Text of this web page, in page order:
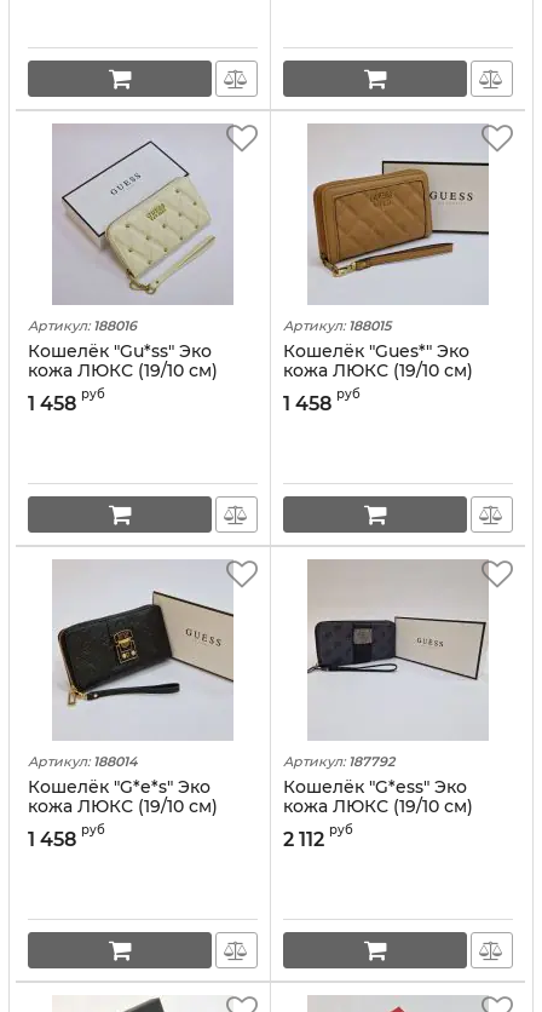
Артикул: 188016
Кошелёк "Gu*ss" Эко
кожа ЛЮКС (19/10 см)
1 458 руб
Артикул: 188015
Кошелёк "Gues*" Эко
кожа ЛЮКС (19/10 см)
1 458 руб
Артикул: 188014
Кошелёк "G*e*s" Эко
кожа ЛЮКС (19/10 см)
1 458 руб
Артикул: 187792
Кошелёк "G*ess" Эко
кожа ЛЮКС (19/10 см)
2 112 руб